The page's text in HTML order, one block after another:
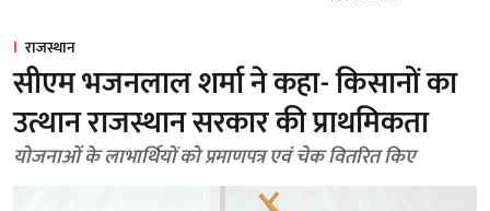
राजस्थान
सीएम भजनलाल शर्मा ने कहा- किसानों का
उत्थान राजस्थान सरकार की प्राथमिकता
योजनाओं के लाभार्थियों को प्रमाणपत्र एवं चेक वितरित किए